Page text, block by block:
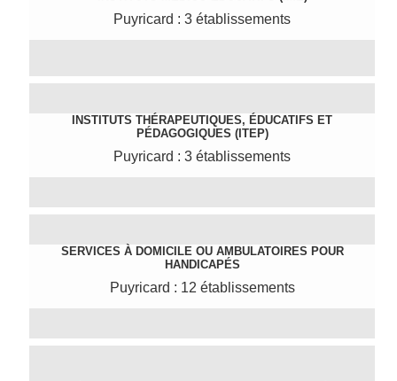
Puyricard : 3 établissements
INSTITUTS THÉRAPEUTIQUES, ÉDUCATIFS ET
PÉDAGOGIQUES (ITEP)
Puyricard : 3 établissements
SERVICES À DOMICILE OU AMBULATOIRES POUR
HANDICAPÉS
Puyricard : 12 établissements